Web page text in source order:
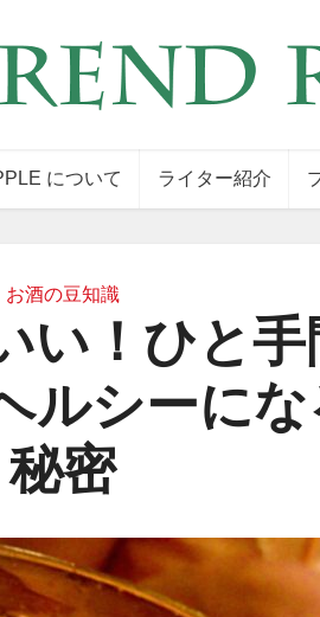
について ライター紹介
お酒の豆知識
い！ひと手
ルシーに
秘密